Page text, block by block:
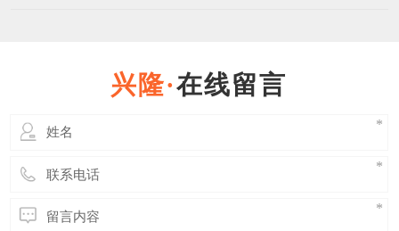
性，而这些伸长后是缩不回来的。 延伸性的
在线留言